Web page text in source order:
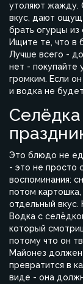
утоляют жажду.
вкус, дают
брать огурцы
Ищите те, что в
Лучше всего -
нет - покупайте
громким. Если он
и водка не
Это блюдо не
- это не просто
воспоминания:
потом
отдельный
Водка с
который
потому что он
Майонез должен
превратится в
виде - она